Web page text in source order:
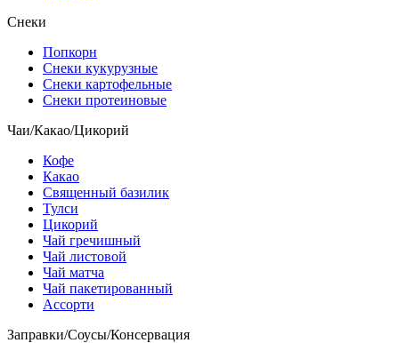
Снеки
Попкорн
Снеки кукурузные
Снеки картофельные
Снеки протеиновые
Чаи/Какао/Цикорий
Кофе
Какао
Священный базилик
Тулси
Цикорий
Чай гречишный
Чай листовой
Чай матча
Чай пакетированный
Ассорти
Заправки/Соусы/Консервация